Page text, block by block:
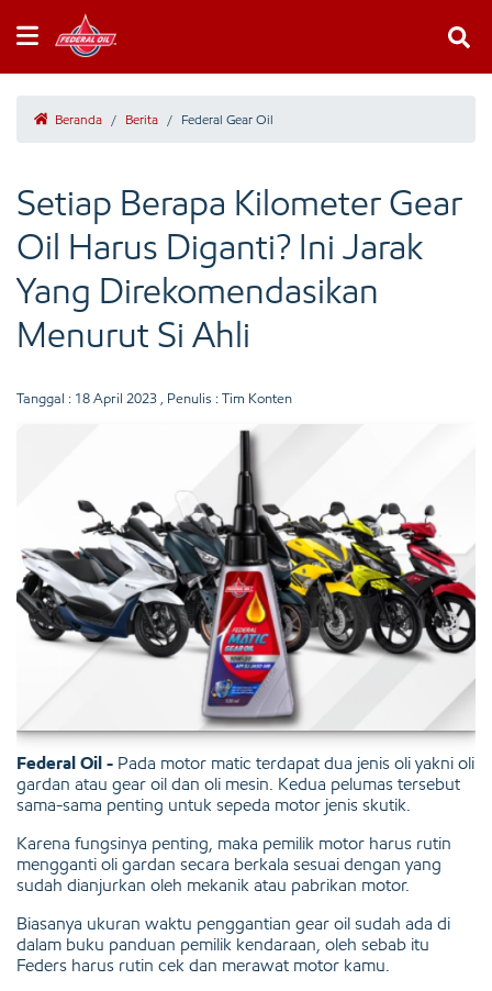
Beranda / Berita / Federal Gear Oil
Setiap Berapa Kilometer Gear
Oil Harus Diganti? Ini Jarak
Yang Direkomendasikan
Menurut Si Ahli
Tanggal : 18 April 2023 , Penulis : Tim Konten
Federal Oil - Pada motor matic terdapat dua jenis oli yakni oli
gardan atau gear oil dan oli mesin. Kedua pelumas tersebut
sama-sama penting untuk sepeda motor jenis skutik.
Karena fungsinya penting, maka pemilik motor harus rutin
mengganti oli gardan secara berkala sesuai dengan yang
sudah dianjurkan oleh mekanik atau pabrikan motor.
Biasanya ukuran waktu penggantian gear oil sudah ada di
dalam buku panduan pemilik kendaraan, oleh sebab itu
Feders harus rutin cek dan merawat motor kamu.